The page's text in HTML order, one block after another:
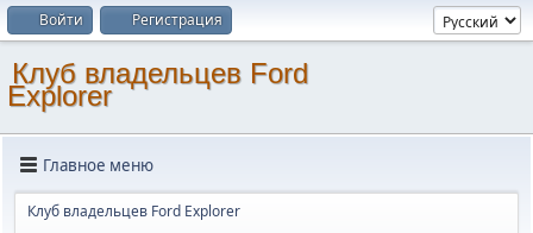
Войти Регистрация
Клуб владельцев Ford
Explorer
Главное меню
Клуб владельцев Ford Explorer